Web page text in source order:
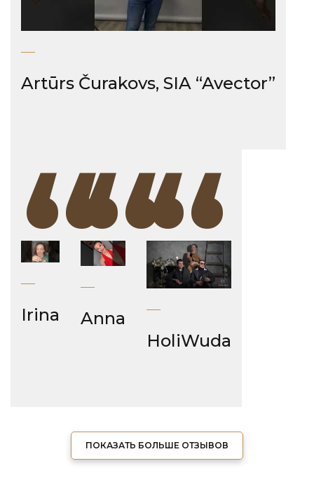
Artūrs Čurakovs, SIA “Avector”
“
Irina “
Anna “
HoliWuda
ПОКАЗАТЬ БОЛЬШЕ ОТЗЫВОВ